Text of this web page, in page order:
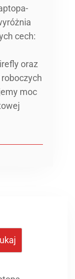
cech:
oraz
moc